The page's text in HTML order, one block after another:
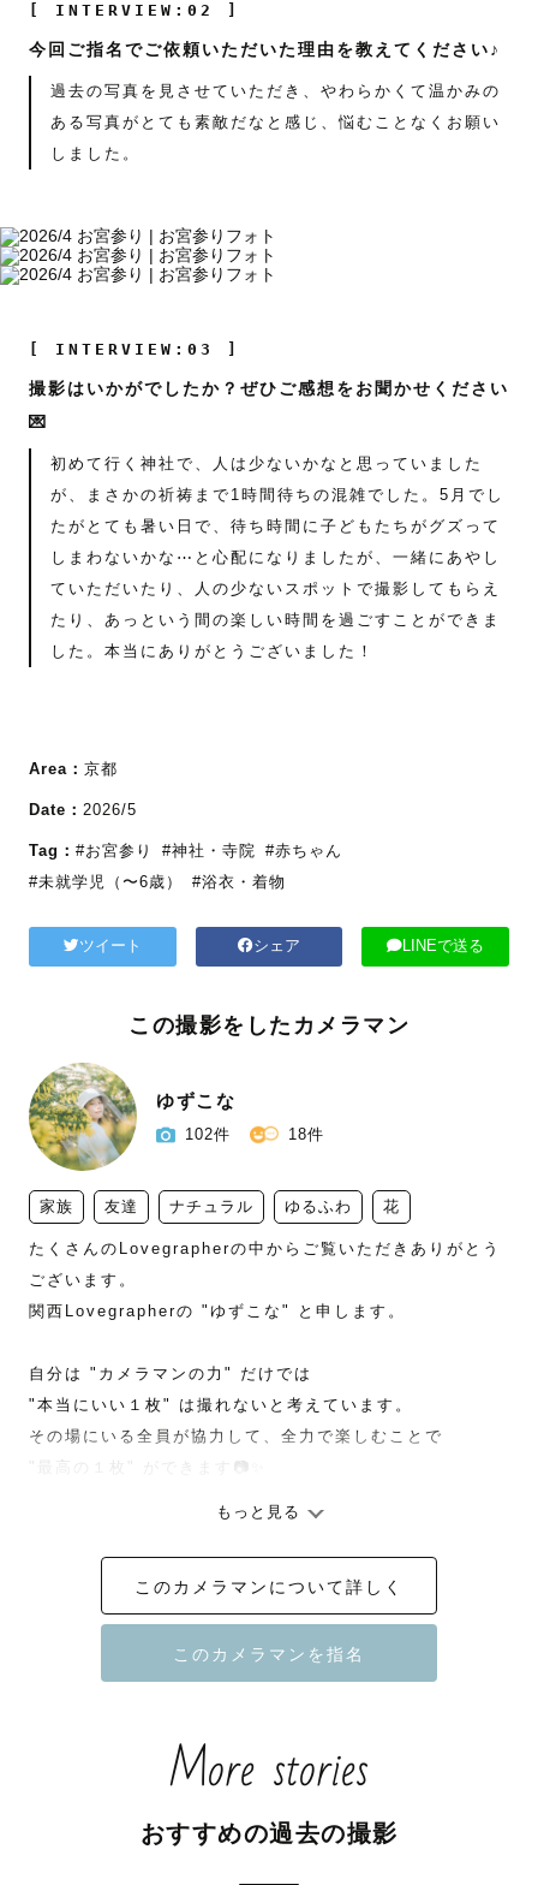
[ INTERVIEW:02 ]
今回ご指名でご依頼いただいた理由を教えてください♪
過去の写真を見させていただき、やわらかくて温かみの
ある写真がとても素敵だなと感じ、悩むことなくお願い
しました。
[ INTERVIEW:03 ]
撮影はいかがでしたか？ぜひご感想をお聞かせください
💌
初めて行く神社で、人は少ないかなと思っていました
が、まさかの祈祷まで1時間待ちの混雑でした。5月でし
たがとても暑い日で、待ち時間に子どもたちがグズって
しまわないかな⋯と心配になりましたが、一緒にあやし
ていただいたり、人の少ないスポットで撮影してもらえ
たり、あっという間の楽しい時間を過ごすことができま
した。本当にありがとうございました！
Area： 京都
Date： 2026/5
Tag： #お宮参り #神社・寺院 #赤ちゃん
#未就学児（〜6歳）
#浴衣・着物
ツイート シェア LINEで送る
この撮影をしたカメラマン
ゆずこな
102件 18件
家族 友達 ナチュラル ゆるふわ 花
たくさんのLovegrapherの中からご覧いただきありがとう
ございます。
関西Lovegrapherの "ゆずこな" と申します。
自分は "カメラマンの力" だけでは
"本当にいい１枚" は撮れないと考えています。
その場にいる全員が協力して、全力で楽しむことで
"最高の１枚" ができます📷✨
ゲストさんひとりひとりに寄り添い、
丁寧にヒアリングを行い、イメージを共有していきます！
『こんなポージングしてみたい』
『この小物使って撮影してほしい』など
いろいろ教えてください！
『撮って欲しいけど、イメージとかはわからない』
という方にはこちらからいろいろご提案させていただきま
当日の撮影までのお時間も、もちろん撮影中も
もっと見る
このカメラマンについて詳しく
More stories
おすすめの過去の撮影